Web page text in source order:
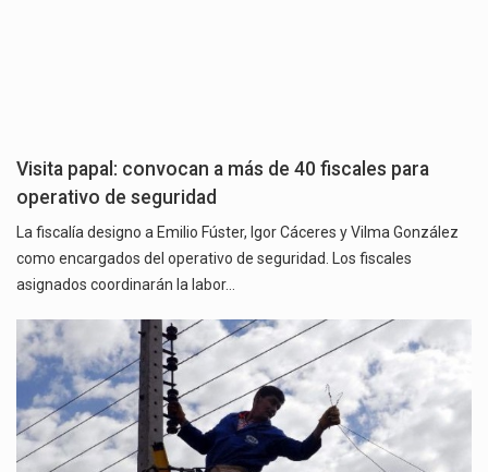
Visita papal: convocan a más de 40 fiscales para
operativo de seguridad
La fiscalía designo a Emilio Fúster, Igor Cáceres y Vilma González
como encargados del operativo de seguridad. Los fiscales
asignados coordinarán la labor…